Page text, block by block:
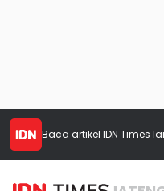
Baca artikel IDN Times